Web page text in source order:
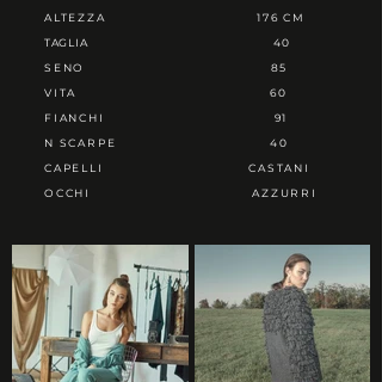
ALTEZZA
TAGLIA
SENO
VITA
FIANCHI
N SCARPE
CAPELLI
OCCHI
176 CM
40
85
60
91
40
CASTANI
AZZURRI